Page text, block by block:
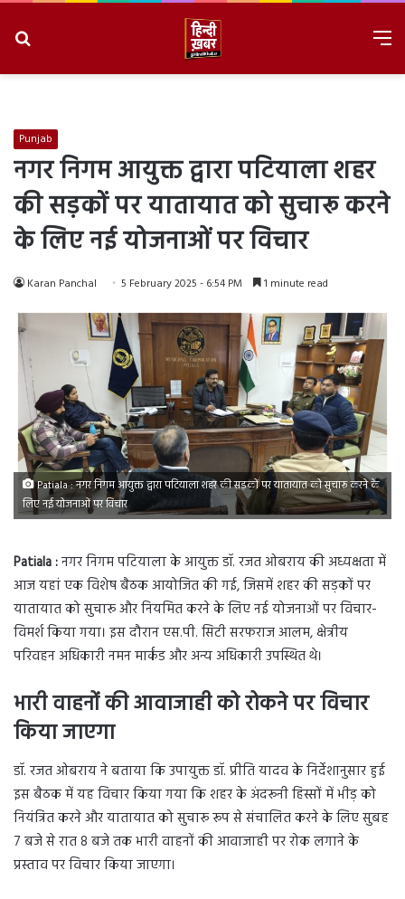
Punjab
नगर निगम आयुक्त द्वारा पटियाला शहर
की सड़कों पर यातायात को सुचारू करने
के लिए नई योजनाओं पर विचार
Karan Panchal 5 February 2025 - 6:54 PM 1 minute read
Patiala : नगर निगम आयुक्त द्वारा पटियाला शहर की सड़कों पर यातायात को सुचारू करने के
लिए नई योजनाओं पर विचार
Patiala :नगर निगम पटियाला के आयुक्त डॉ. रजत ओबराय की अध्यक्षता में
आज यहां एक विशेष बैठक आयोजित की गई, जिसमें शहर की सड़कों पर
यातायात को सुचारू और नियमित करने के लिए नई योजनाओं पर विचार-
विमर्श किया गया। इस दौरान एस.पी. सिटी सरफराज आलम, क्षेत्रीय
परिवहन अधिकारी नमन मार्कंड और अन्य अधिकारी उपस्थित थे।
भारी वाहनों की आवाजाही को रोकने पर विचार
किया जाएगा
डॉ. रजत ओबराय ने बताया कि उपायुक्त डॉ. प्रीति यादव के निर्देशानुसार हुई
इस बैठक में यह विचार किया गया कि शहर के अंदरूनी हिस्सों में भीड़ को
नियंत्रित करने और यातायात को सुचारू रूप से संचालित करने के लिए सुबह
7 बजे से रात 8 बजे तक भारी वाहनों की आवाजाही पर रोक लगाने के
प्रस्ताव पर विचार किया जाएगा।